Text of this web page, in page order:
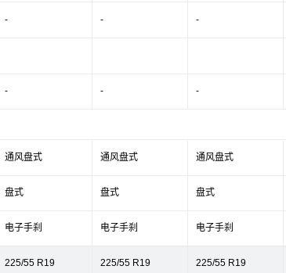
- - -
- - -
通风盘式 通风盘式 通风盘式
盘式 盘式 盘式
电子手刹 电子手刹 电子手刹
225/55 R19 225/55 R19 225/55 R19